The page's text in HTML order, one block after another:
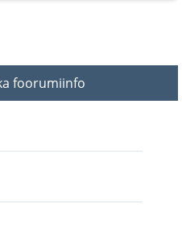
foorumiinfo